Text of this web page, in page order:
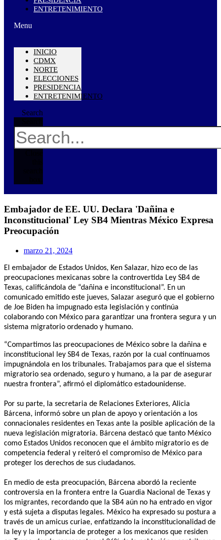
ENTRETENIMIENTO
Menu
INICIO
CDMX
NORTE
ELECCIONES
PRESIDENCIA
ENTRETENIMIENTO
Search
Embajador de EE. UU. Declara 'Dañina e
Inconstitucional' Ley SB4 Mientras México Expresa
Preocupación
marzo 21, 2024
El embajador de Estados Unidos, Ken Salazar, hizo eco de las
preocupaciones mexicanas sobre la controvertida Ley SB4 de
Texas, calificándola de “dañina e inconstitucional”. En un
comunicado emitido este jueves, Salazar aseguró que el gobierno
de Joe Biden ha impugnado esta legislación y continúa
colaborando con México para garantizar una frontera segura y un
sistema migratorio ordenado y humano.
“Compartimos las preocupaciones de México sobre la dañina e
inconstitucional ley SB4 de Texas, razón por la cual continuamos
impugnándola en los tribunales. Trabajamos para que el sistema
migratorio sea ordenado, seguro y humano, a la par de asegurar
nuestra frontera”, afirmó el diplomático estadounidense.
Por su parte, la secretaria de Relaciones Exteriores, Alicia
Bárcena, informó sobre un plan de apoyo y orientación a los
connacionales residentes en Texas ante la posible aplicación de la
nueva legislación migratoria. Bárcena destacó que tanto México
como Estados Unidos reconocen que el ámbito migratorio es de
competencia federal y reiteró el compromiso de México para
proteger los derechos de sus ciudadanos.
En medio de esta preocupación, Bárcena abordó la reciente
controversia en la frontera entre la Guardia Nacional de Texas y
los migrantes, recordando que la SB4 aún no ha entrado en vigor
y está sujeta a disputas legales. México ha expresado su postura a
través de un amicus curiae, enfatizando la inconstitucionalidad de
la ley y la importancia de proteger a los mexicanos que residen